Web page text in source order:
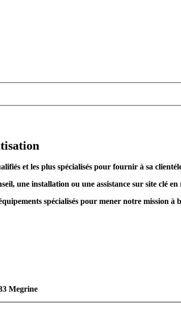
et les plus spécialisés pour fournir à sa
une installation ou une assistance sur site clé en
spécialisés pour mener notre mission à
Megrine